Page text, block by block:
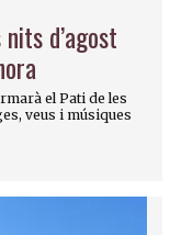
d’agost
el Pati de les
veus i músiques